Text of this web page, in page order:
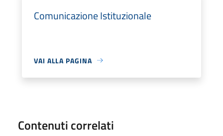
Comunicazione Istituzionale
VAI ALLA PAGINA
Contenuti correlati